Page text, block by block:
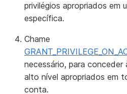
privilégios apropriados em
específica.
Chame
necessário, para
alto nível apropriados em
conta.